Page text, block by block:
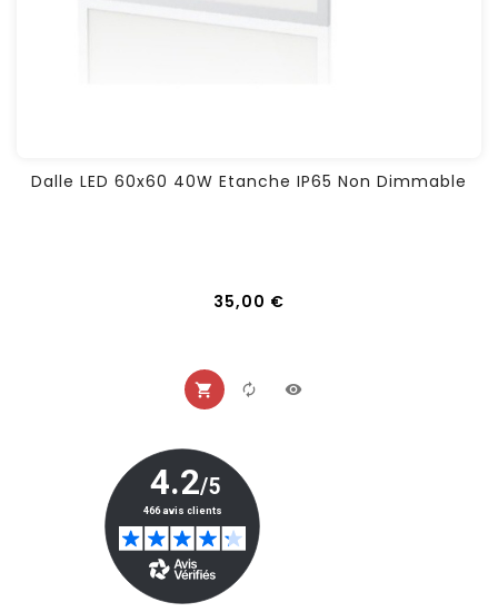
Dalle LED 60x60 40W Etanche IP65 Non Dimmable
35,00 €